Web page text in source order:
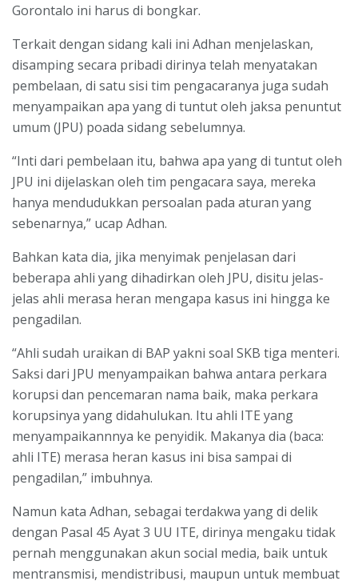
Gorontalo ini harus di bongkar.
Terkait dengan sidang kali ini Adhan menjelaskan,
disamping secara pribadi dirinya telah menyatakan
pembelaan, di satu sisi tim pengacaranya juga sudah
menyampaikan apa yang di tuntut oleh jaksa penuntut
umum (JPU) poada sidang sebelumnya.
“Inti dari pembelaan itu, bahwa apa yang di tuntut oleh
JPU ini dijelaskan oleh tim pengacara saya, mereka
hanya mendudukkan persoalan pada aturan yang
sebenarnya,” ucap Adhan.
Bahkan kata dia, jika menyimak penjelasan dari
beberapa ahli yang dihadirkan oleh JPU, disitu jelas-
jelas ahli merasa heran mengapa kasus ini hingga ke
pengadilan.
“Ahli sudah uraikan di BAP yakni soal SKB tiga menteri.
Saksi dari JPU menyampaikan bahwa antara perkara
korupsi dan pencemaran nama baik, maka perkara
korupsinya yang didahulukan. Itu ahli ITE yang
menyampaikannnya ke penyidik. Makanya dia (baca:
ahli ITE) merasa heran kasus ini bisa sampai di
pengadilan,” imbuhnya.
Namun kata Adhan, sebagai terdakwa yang di delik
dengan Pasal 45 Ayat 3 UU ITE, dirinya mengaku tidak
pernah menggunakan akun social media, baik untuk
mentransmisi, mendistribusi, maupun untuk membuat